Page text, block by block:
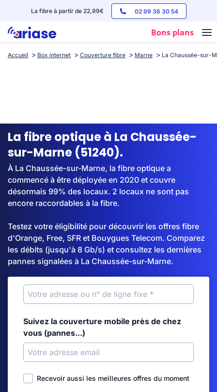
La fibre à partir de 22,99€ 02 99 36 30 54
Bons plans
Box internet
Streaming
Accueil Box internet Couverture fibre Marne La Chaussée-sur-
La fibre optique à La Chaussée-
sur-Marne (51240).
À La Chaussée-sur-Marne, la fibre optique a
commencé à être déployée en 2020 et couvre
désormais 99% des locaux. 2 locaux ne sont pas
encore raccordables à la fibre.
Testez votre éligibilité pour découvrir les offres fibre
d'Orange, Free, SFR et Bouygues Telecom. Comparez
les débits (jusqu'à 8 Gb/s) et consultez les dernières
pannes signalées à La Chaussée-sur-Marne.
Suivez la couverture mobile près de chez
vous (pannes...)
Recevoir aussi les meilleures offres du moment